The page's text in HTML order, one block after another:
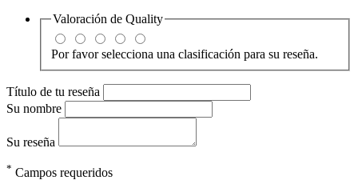
Valoración de Quality
Por favor selecciona una clasificación para su reseña.
Título de tu reseña
Su nombre
Su reseña
* Campos requeridos